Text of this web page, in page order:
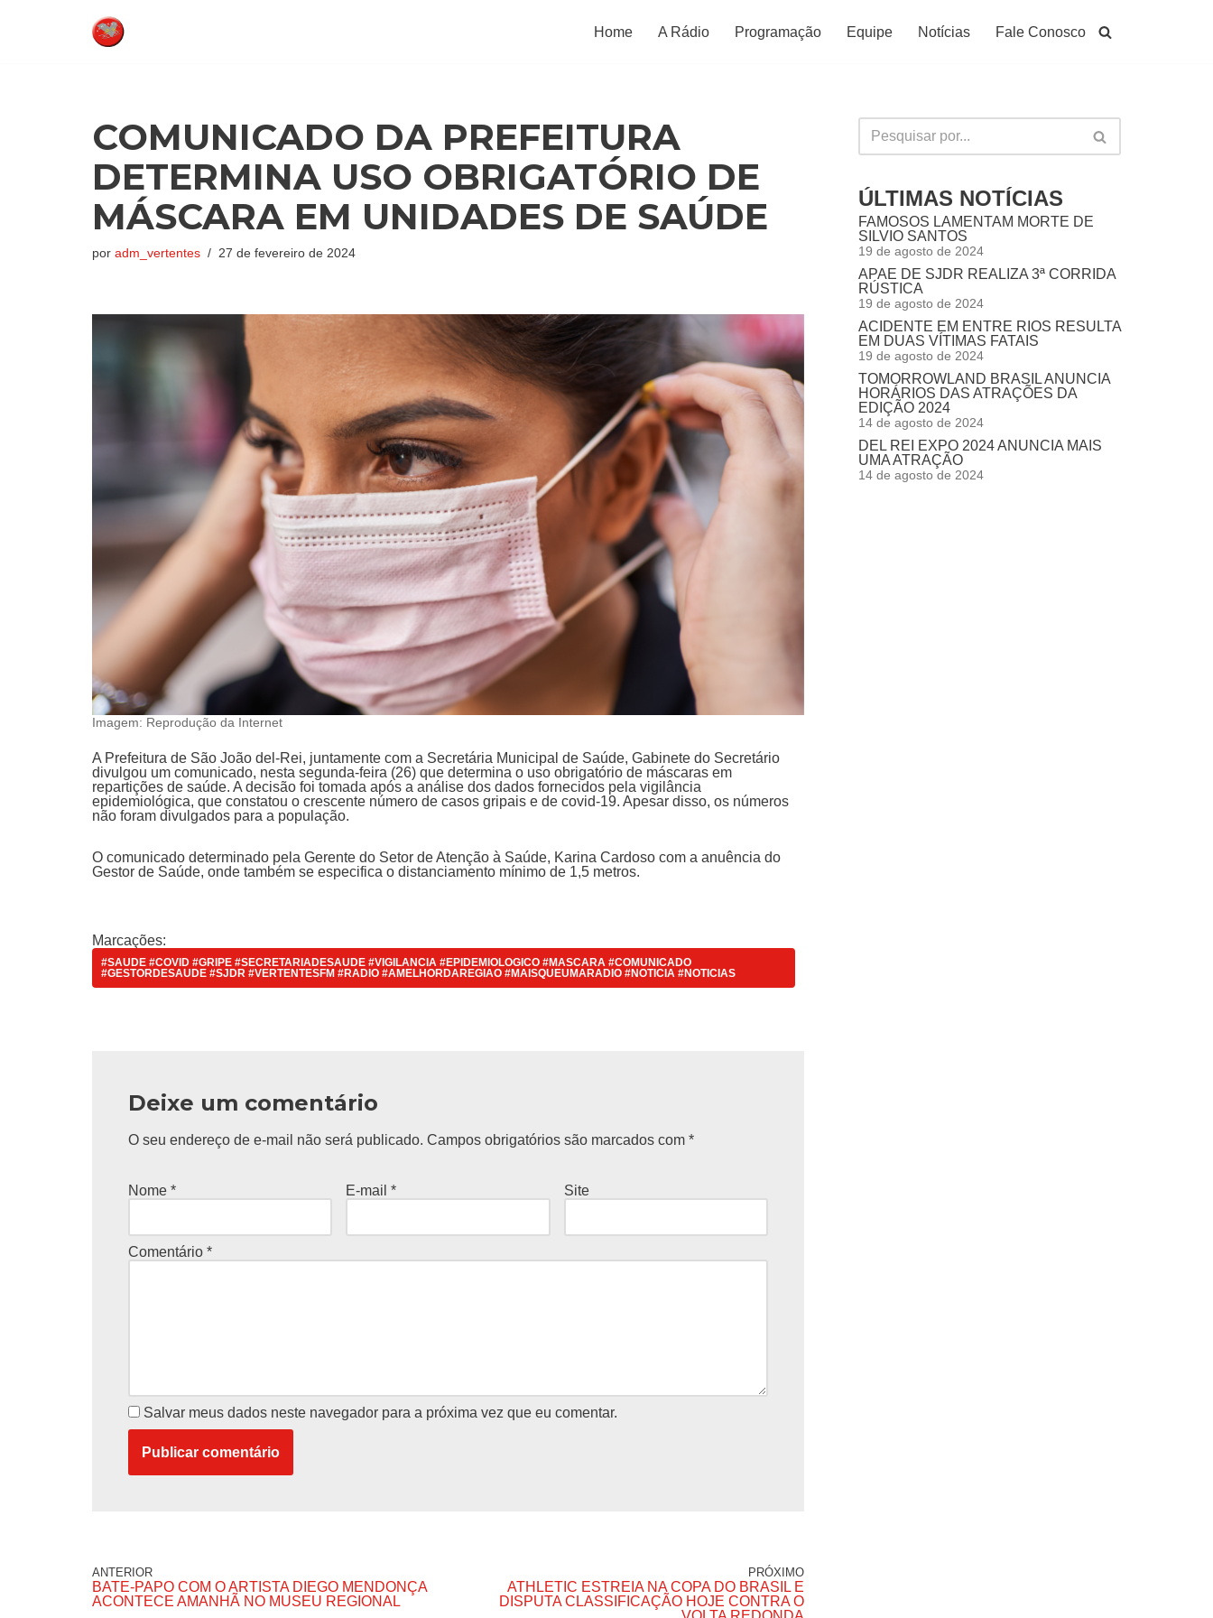
Home A Rádio Programação Equipe Notícias Fale Conosco
COMUNICADO DA PREFEITURA
DETERMINA USO OBRIGATÓRIO DE
MÁSCARA EM UNIDADES DE SAÚDE
por adm_vertentes 27 de fevereiro de 2024
Imagem: Reprodução da Internet
A Prefeitura de São João del-Rei, juntamente com a Secretária Municipal de Saúde, Gabinete do Secretário
divulgou um comunicado, nesta segunda-feira (26) que determina o uso obrigatório de máscaras em
repartições de saúde. A decisão foi tomada após a análise dos dados fornecidos pela vigilância
epidemiológica, que constatou o crescente número de casos gripais e de covid-19. Apesar disso, os números
não foram divulgados para a população.
O comunicado determinado pela Gerente do Setor de Atenção à Saúde, Karina Cardoso com a anuência do
Gestor de Saúde, onde também se especifica o distanciamento mínimo de 1,5 metros.
Marcações:
#SAUDE #COVID #GRIPE #SECRETARIADESAUDE #VIGILANCIA #EPIDEMIOLOGICO #MASCARA #COMUNICADO
#GESTORDESAUDE #SJDR #VERTENTESFM #RADIO #AMELHORDAREGIAO #MAISQUEUMARADIO #NOTICIA #NOTICIAS
Deixe um comentário
O seu endereço de e-mail não será publicado. Campos obrigatórios são marcados com *
Nome * E-mail* Site
Comentário *
Salvar meus dados neste navegador para a próxima vez que eu comentar.
ANTERIOR
BATE-PAPO COM O ARTISTA DIEGO MENDONÇA
ACONTECE AMANHÃ NO MUSEU REGIONAL
PRÓXIMO
ATHLETIC ESTREIA NA COPA DO BRASIL E
DISPUTA CLASSIFICAÇÃO HOJE CONTRA O
ÚLTIMAS NOTÍCIAS
FAMOSOS LAMENTAM MORTE DE
SILVIO SANTOS
19 de agosto de 2024
APAE DE SJDR REALIZA 3ª CORRIDA
RÚSTICA
19 de agosto de 2024
ACIDENTE EM ENTRE RIOS RESULTA
EM DUAS VÍTIMAS FATAIS
19 de agosto de 2024
TOMORROWLAND BRASIL ANUNCIA
HORÁRIOS DAS ATRAÇÕES DA
EDIÇÃO 2024
14 de agosto de 2024
DEL REI EXPO 2024 ANUNCIA MAIS
UMA ATRAÇÃO
14 de agosto de 2024